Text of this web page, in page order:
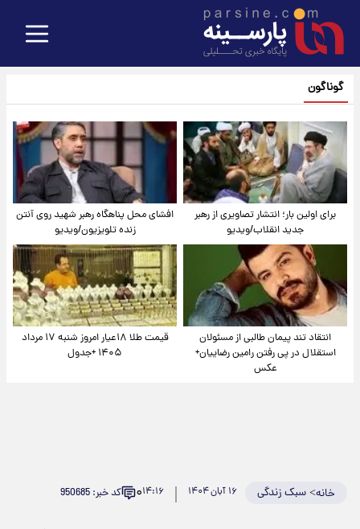
گوناگون
برای اولین بار؛ انتشار تصاویری از رهبر
جدید انقلاب/ویدیو
افشای محل پناهگاه‌ رهبر شهید روی آنتن
زنده تلویزیون/ویدیو
انتقاد تند پیمان طالبی از مسئولان
استقلال در پی رفتن رامین رضاییان+
عکس
قیمت طلا ۱۸عیار امروز شنبه ۱۷ مرداد
۱۴۰۵ +جدول
خانه>سبک زندگی ۱۶ آبان ۱۴۰۴ ۱۴:۱۶۰ کد خبر: 950685